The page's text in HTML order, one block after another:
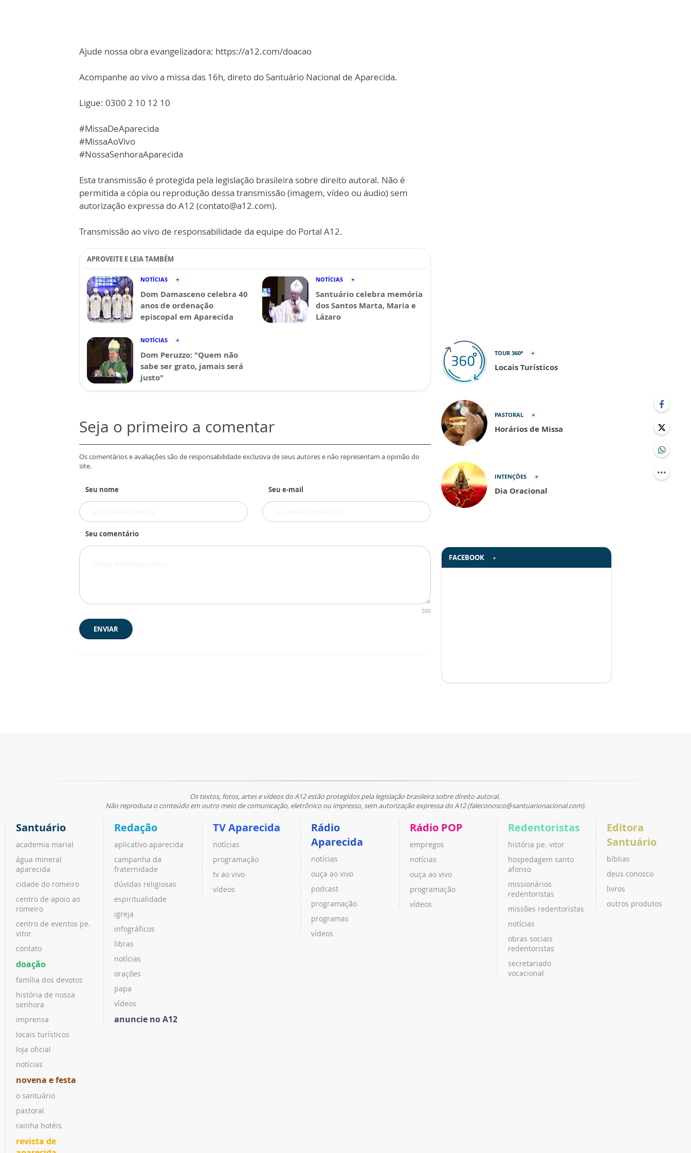
Ajude nossa obra evangelizadora: https://a12.com/doacao
Acompanhe ao vivo a missa das 16h, direto do Santuário Nacional de Aparecida.
Ligue: 0300 2 10 12 10
#MissaDeAparecida
#MissaAoVivo
#NossaSenhoraAparecida
Esta transmissão é protegida pela legislação brasileira sobre direito autoral. Não é
permitida a cópia ou reprodução dessa transmissão (imagem, vídeo ou áudio) sem
autorização expressa do A12 (contato@a12.com).
Transmissão ao vivo de responsabilidade da equipe do Portal A12.
APROVEITE E LEIA TAMBÉM
NOTÍCIAS
Dom Damasceno celebra 40
anos de ordenação
episcopal em Aparecida
NOTÍCIAS
Santuário celebra memória
dos Santos Marta, Maria e
Lázaro
NOTÍCIAS
Dom Peruzzo: "Quem não
sabe ser grato, jamais será
justo"
Seja o primeiro a comentar
Os comentários e avaliações são de responsabilidade exclusiva de seus autores e não representam a opinião do
site.
Seu nome Seu e-mail
Seu comentário
500
ENVIAR
TOUR 360º
Locais Turísticos
PASTORAL
Horários de Missa
INTENÇÕES
Dia Oracional
FACEBOOK
Os textos, fotos, artes e vídeos do A12 estão protegidos pela legislação brasileira sobre direito autoral.
Não reproduza o conteúdo em outro meio de comunicação, eletrônico ou impresso, sem autorização expressa do A12 (faleconosco@santuarionacional.com).
Santuário
academia marial
água mineral
aparecida
cidade do romeiro
centro de apoio ao
romeiro
centro de eventos pe.
vitor
contato
doação
família dos devotos
história de nossa
senhora
imprensa
locais turísticos
loja oficial
notícias
novena e festa
o santuário
pastoral
rainha hotéis
revista de
Redação
aplicativo aparecida
campanha da
fraternidade
dúvidas religiosas
espiritualidade
igreja
infográficos
libras
notícias
orações
papa
vídeos
anuncie no A12
TV Aparecida
notícias
programação
tv ao vivo
vídeos
Rádio
Aparecida
notícias
ouça ao vivo
podcast
programação
programas
vídeos
Rádio POP
empregos
notícias
ouça ao vivo
programação
vídeos
Redentoristas
história pe. vitor
hospedagem santo
afonso
missionários
redentoristas
missões redentoristas
notícias
obras sociais
redentoristas
secretariado
vocacional
Editora
Santuário
bíblias
deus conosco
livros
outros produtos